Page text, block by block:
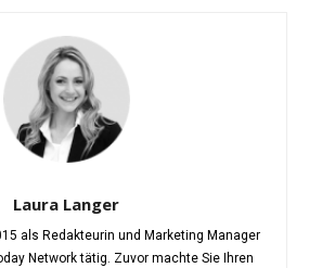
Laura Langer
als Redakteurin und Marketing Manager
Network tätig. Zuvor machte Sie Ihren